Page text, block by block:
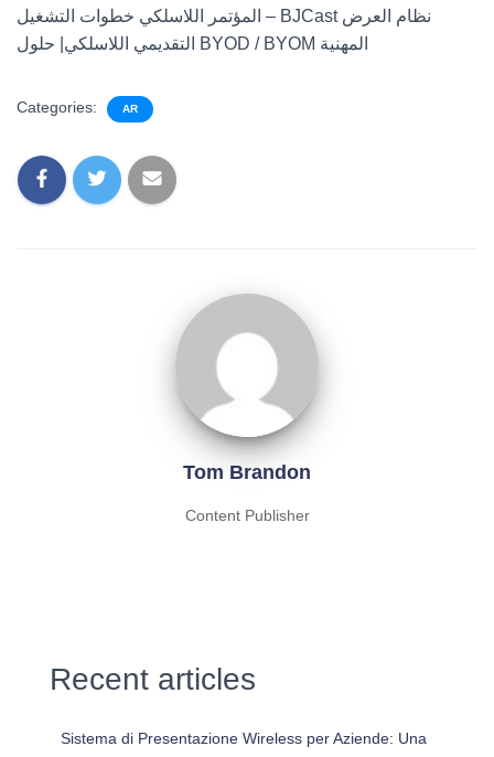
المؤتمر اللاسلكي خطوات التشغيل – BJCast نظام العرض
التقديمي اللاسلكي| حلول BYOD / BYOM المهنية
Categories: AR
Tom Brandon
Content Publisher
Recent articles
Sistema di Presentazione Wireless per Aziende: Una